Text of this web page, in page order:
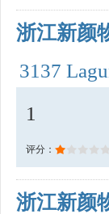
浙江新颜
3137
1
评分：
浙江新颜